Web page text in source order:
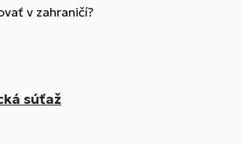
v zahraničí?
súťaž